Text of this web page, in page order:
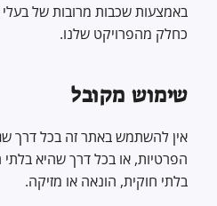
באמצעות שכבות מרובות של
כחלק מהפרויקט שלנו.
שימוש מקובל
אין להשתמש באתר זה בכל דרך
הפרטיות, או בכל דרך שהיא
בלתי חוקית, הונאה או מזיקה.